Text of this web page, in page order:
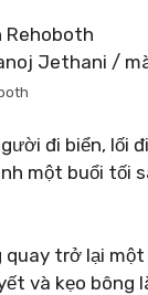
Jethani /
đi biển, lối
một buổi tối
trở lại
và kẹo bông